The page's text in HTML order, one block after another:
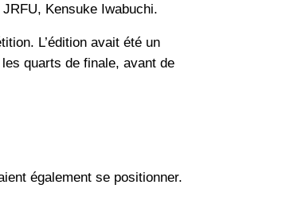
Kensuke Iwabuchi.
L’édition avait été un
quarts de finale, avant de
également se positionner.